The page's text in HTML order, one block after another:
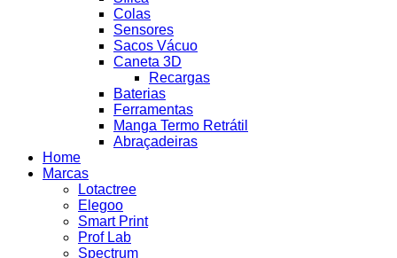
Colas
Sensores
Sacos Vácuo
Caneta 3D
Recargas
Baterias
Ferramentas
Manga Termo Retrátil
Abraçadeiras
Home
Marcas
Lotactree
Elegoo
Smart Print
Prof Lab
Spectrum